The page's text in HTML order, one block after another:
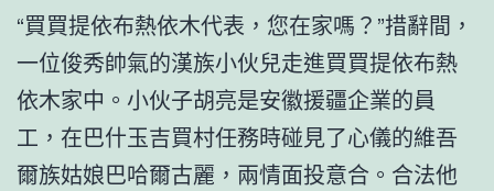
“買買提依布熱依木代表，您在家嗎？”措辭間，
一位俊秀帥氣的漢族小伙兒走進買買提依布熱
依木家中。小伙子胡亮是安徽援疆企業的員
工，在巴什玉吉買村任務時碰見了心儀的維吾
爾族姑娘巴哈爾古麗，兩情面投意合。合法他